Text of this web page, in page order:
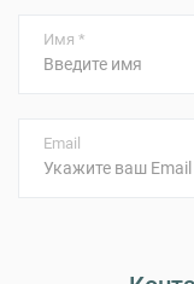
Имя *
Email